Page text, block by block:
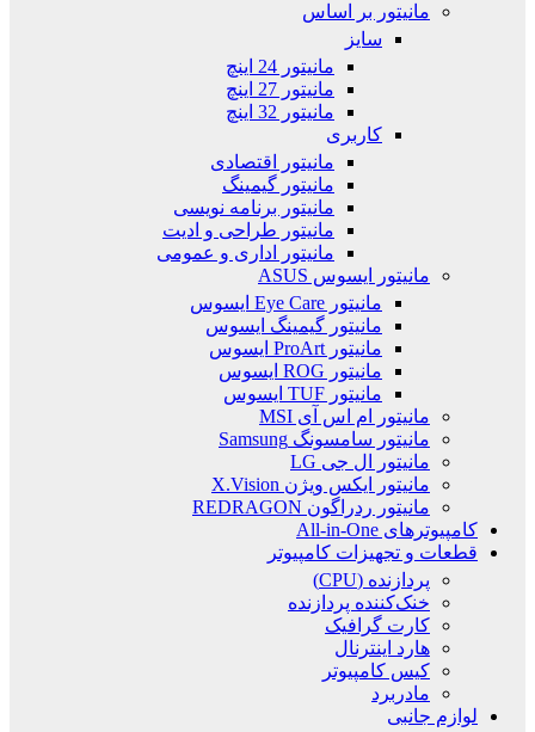
مانیتور بر اساس
سایز
مانیتور 24 اینچ
مانیتور 27 اینچ
مانیتور 32 اینچ
کاربری
مانیتور اقتصادی
مانیتور گیمینگ
مانیتور برنامه نویسی
مانیتور طراحی و ادیت
مانیتور اداری و عمومی
مانیتور ایسوس ASUS
مانیتور Eye Care ایسوس
مانیتور گیمینگ ایسوس
مانیتور ProArt ایسوس
مانیتور ROG ایسوس
مانیتور TUF ایسوس
مانیتور ام اس آی MSI
مانیتور سامسونگ Samsung
مانیتور ال جی LG
مانیتور ایکس ویژن X.Vision
مانیتور ردراگون REDRAGON
کامپیوترهای All-in-One
قطعات و تجهیزات کامپیوتر
پردازنده (CPU)
خنک‌کننده پردازنده
کارت گرافیک
هارد اینترنال
کیس کامپیوتر
مادربرد
لوازم جانبی